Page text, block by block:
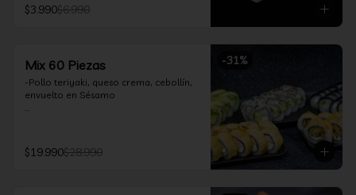
$3.990$6.990
-31%
Mix 60 Piezas
-Pollo teriyaki, queso crema, cebollín,
envuelto en Sésamo
-Camarón furay, queso crema,
$19.990$28.990